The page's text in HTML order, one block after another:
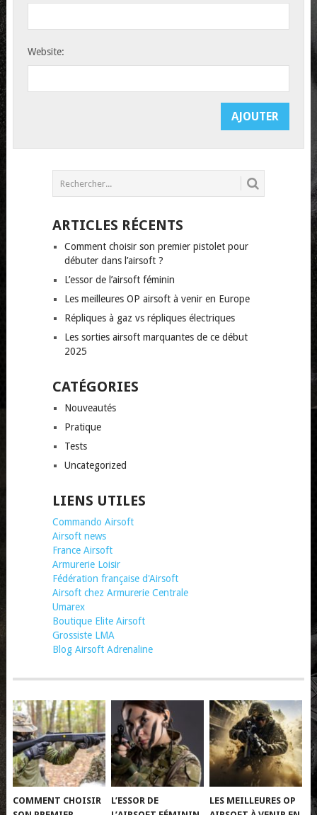
Website:
ARTICLES RÉCENTS
Comment choisir son premier pistolet pour
débuter dans l’airsoft ?
L’essor de l’airsoft féminin
Les meilleures OP airsoft à venir en Europe
Répliques à gaz vs répliques électriques
Les sorties airsoft marquantes de ce début
2025
CATÉGORIES
Nouveautés
Pratique
Tests
Uncategorized
LIENS UTILES
Commando Airsoft
Airsoft news
France Airsoft
Armurerie Loisir
Fédération française d'Airsoft
Airsoft chez Armurerie Centrale
Umarex
Boutique Elite Airsoft
Grossiste LMA
Blog Airsoft Adrenaline
COMMENT CHOISIR
L’ESSOR DE
LES MEILLEURES OP